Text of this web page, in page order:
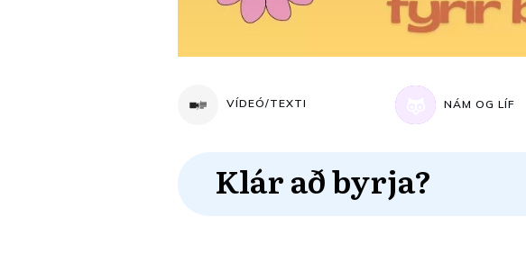
VÍDEÓ/TEXTI NÁM OG LÍF
Klár að byrja?